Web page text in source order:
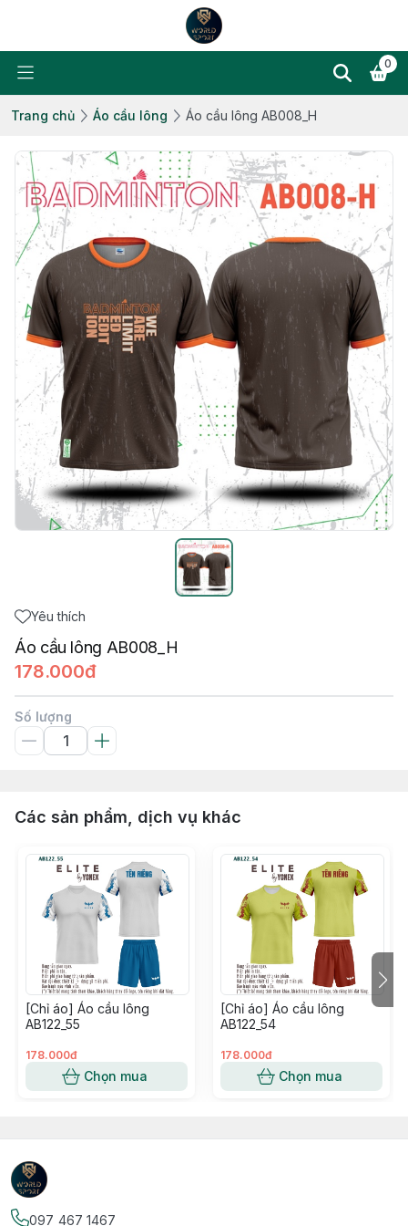
0
Trang chủ Áo cầu lông Áo cầu lông AB008_H
Yêu thích
Áo cầu lông AB008_H
178.000đ
Số lượng
Các sản phẩm, dịch vụ khác
[Chỉ áo] Áo cầu lông
AB122_55
178.000đ
Chọn mua
[Chỉ áo] Áo cầu lông
AB122_54
178.000đ
Chọn mua
097 467 1467